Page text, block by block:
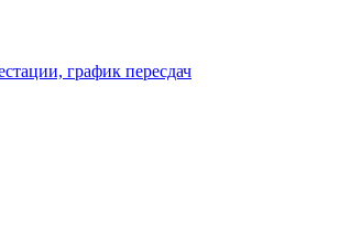
график пересдач